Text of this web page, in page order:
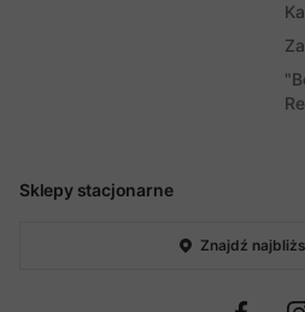
Sklepy stacjonarne
Znajdź